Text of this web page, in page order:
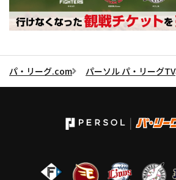
パ・リーグ.com パーソル パ・リーグTV